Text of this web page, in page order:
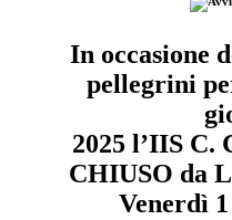
In occasione
pellegrini
2025 l’IIS C.
CHIUSO da
Venerdì